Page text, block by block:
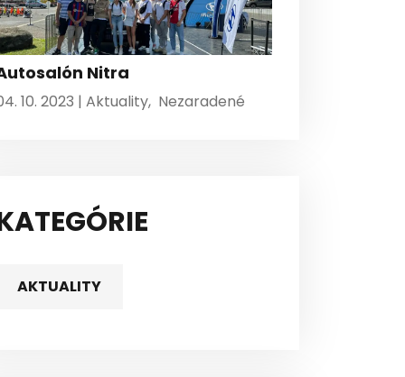
Nitra
10. 2023 | Aktuality, Nezaradené
AKTUALITY